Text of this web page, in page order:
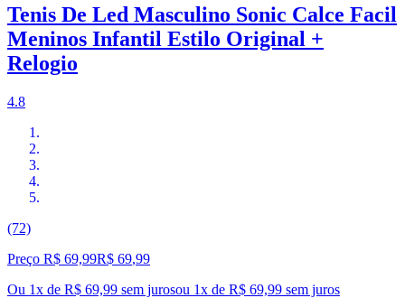
Tenis De Led Masculino Sonic Calce Facil
Meninos Infantil Estilo Original +
Relogio
4.8
(72)
Preço R$ 69,99R$ 69,99
Ou 1x de R$ 69,99 sem jurosou 1x de R$ 69,99 sem juros